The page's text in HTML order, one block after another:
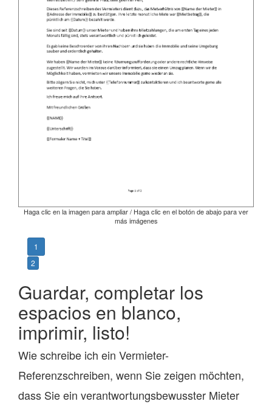
Haga clic en la imagen para ampliar / Haga clic en el botón de abajo para ver
más imágenes
1
2
Guardar, completar los
espacios en blanco,
imprimir, listo!
Wie schreibe ich ein Vermieter-
Referenzschreiben, wenn Sie zeigen möchten,
dass Sie ein verantwortungsbewusster Mieter